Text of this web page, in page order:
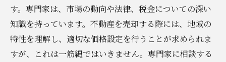
す。専門家は、市場の動向や法律、税金についての深い
知識を持っています。不動産を売却する際には、地域の
特性を理解し、適切な価格設定を行うことが求められま
すが、これは一筋縄ではいきません。専門家に相談する